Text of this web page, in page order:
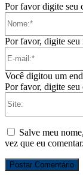
Por favor digite seu
Por favor, digite seu
Você digitou um
Por favor, digite seu
Salve meu
vez que eu comentar.